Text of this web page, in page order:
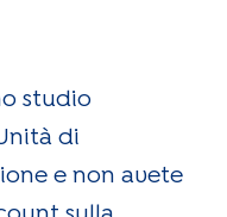
studio
di
e non avete